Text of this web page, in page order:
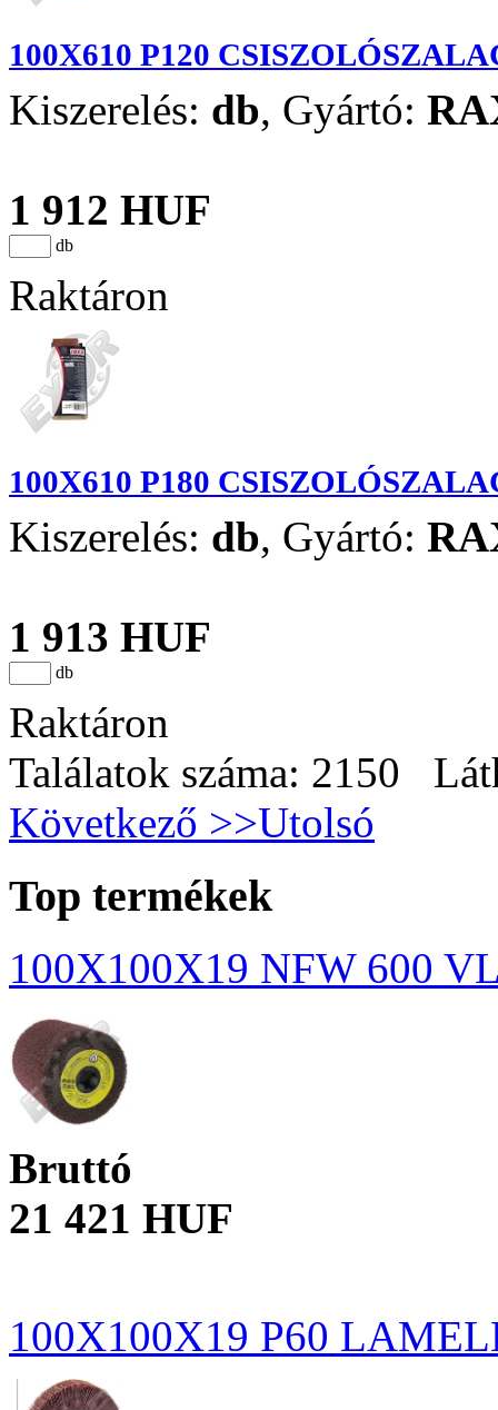
100X610 P120
Kiszerelés: db, Gyártó:
1 912 HUF
db
Raktáron
100X610 P180
Kiszerelés: db, Gyártó:
1 913 HUF
db
Raktáron
Találatok száma: 2150
Következő >>Utolsó
Top termékek
100X100X19 NFW 600
Bruttó
21 421 HUF
100X100X19 P60